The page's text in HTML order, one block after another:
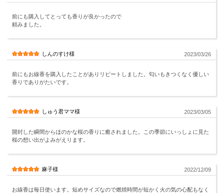
前にも購入してとっても香りが良かったので
頼みました。
しんのすけ様 2023/03/26
前にもお線香を購入したことがありリピートしました。匂いもきつくなく優しい
香りでありがたいです。
しゅう君ママ様 2023/03/05
開封した瞬間からほのかな桜の香りに癒されました。この季節にいっしょに見た
桜の想い出がよみがえります。
麻子様 2022/12/09
お線香は毎日使います。短めサイズなので燃焼時間が短かく火の気の心配もなく